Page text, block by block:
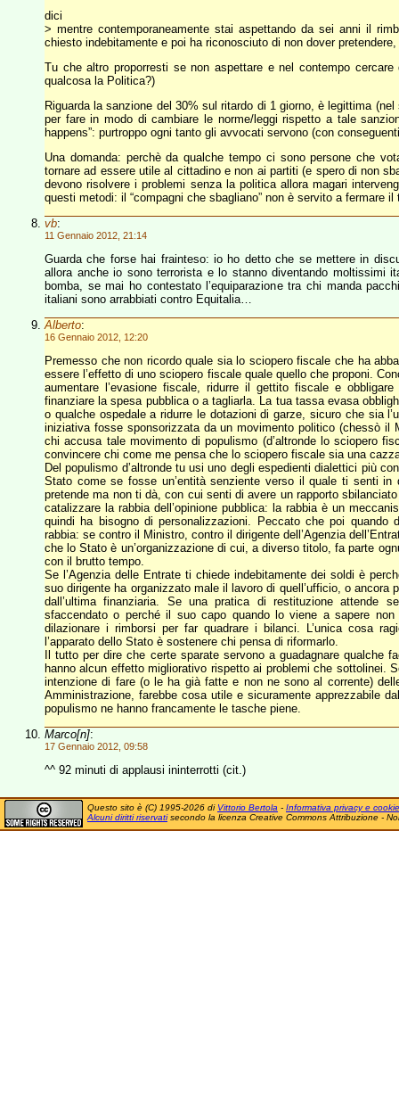
dici
> mentre contemporaneamente stai aspettando da sei anni il
chiesto indebitamente e poi ha riconosciuto di non dover
Tu che altro proporresti se non aspettare e nel contempo
qualcosa la Politica?)
Riguarda la sanzione del 30% sul ritardo di 1 giorno, è legittima
per fare in modo di cambiare le norme/leggi rispetto a tale
happens”: purtroppo ogni tanto gli avvocati servono (con
Una domanda: perchè da qualche tempo ci sono persone che
tornare ad essere utile al cittadino e non ai partiti (e spero di non
devono risolvere i problemi senza la politica allora magari
questi metodi: il “compagni che sbagliano” non è servito a fermare il
vb:
11 Gennaio 2012, 21:14
Guarda che forse hai frainteso: io ho detto che se mettere in
allora anche io sono terrorista e lo stanno diventando moltissimi
bomba, se mai ho contestato l’equiparazione tra chi manda
italiani sono arrabbiati contro Equitalia…
Alberto:
16 Gennaio 2012, 12:20
Premesso che non ricordo quale sia lo sciopero fiscale che ha
essere l’effetto di uno sciopero fiscale quale quello che proponi.
aumentare l’evasione fiscale, ridurre il gettito fiscale e
finanziare la spesa pubblica o a tagliarla. La tua tassa evasa
o qualche ospedale a ridurre le dotazioni di garze, sicuro che sia
iniziativa fosse sponsorizzata da un movimento politico (chessò il
chi accusa tale movimento di populismo (d’altronde lo sciopero
convincere chi come me pensa che lo sciopero fiscale sia una
Del populismo d’altronde tu usi uno degli espedienti dialettici più
Stato come se fosse un’entità senziente verso il quale ti senti
pretende ma non ti dà, con cui senti di avere un rapporto
catalizzare la rabbia dell’opinione pubblica: la rabbia è un
quindi ha bisogno di personalizzazioni. Peccato che poi quando
rabbia: se contro il Ministro, contro il dirigente dell’Agenzia
che lo Stato è un’organizzazione di cui, a diverso titolo, fa parte
con il brutto tempo.
Se l’Agenzia delle Entrate ti chiede indebitamente dei soldi è
suo dirigente ha organizzato male il lavoro di quell’ufficio, o
dall’ultima finanziaria. Se una pratica di restituzione attende
sfaccendato o perché il suo capo quando lo viene a sapere
dilazionare i rimborsi per far quadrare i bilanci. L’unica cosa
l’apparato dello Stato è sostenere chi pensa di riformarlo.
Il tutto per dire che certe sparate servono a guadagnare qualche
hanno alcun effetto migliorativo rispetto ai problemi che
intenzione di fare (o le ha già fatte e non ne sono al corrente)
Amministrazione, farebbe cosa utile e sicuramente apprezzabile
populismo ne hanno francamente le tasche piene.
Marco[n]:
17 Gennaio 2012, 09:58
^^ 92 minuti di applausi ininterrotti (cit.)
Questo sito è (C) 1995-2026 di Vittorio Bertola - Informativa privacy e cookie
Alcuni diritti riservatisecondo la licenza Creative Commons Attribuzione -